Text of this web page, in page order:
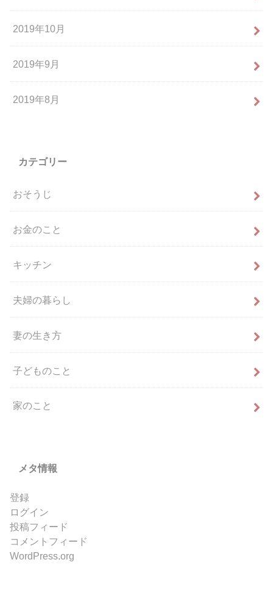
2019年10月
2019年9月
2019年8月
カテゴリー
おそうじ
お金のこと
キッチン
夫婦の暮らし
妻の生き方
子どものこと
家のこと
メタ情報
登録
ログイン
投稿フィード
コメントフィード
WordPress.org